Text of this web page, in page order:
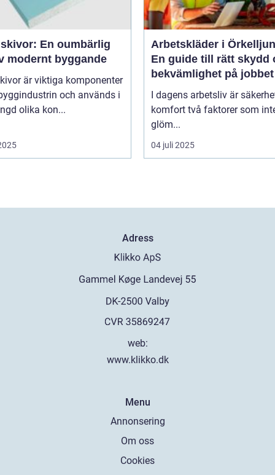
En oumbärlig
modernt byggande
är viktiga komponenter
och används i
olika kon...
Arbetskläder i
En guide till rätt skydd
bekvämlighet på jobbet
I dagens arbetsliv är
komfort två faktorer som
glöm...
04 juli 2025
Adress
web:
www.klikko.dk
Menu
Annonsering
Om oss
Cookies